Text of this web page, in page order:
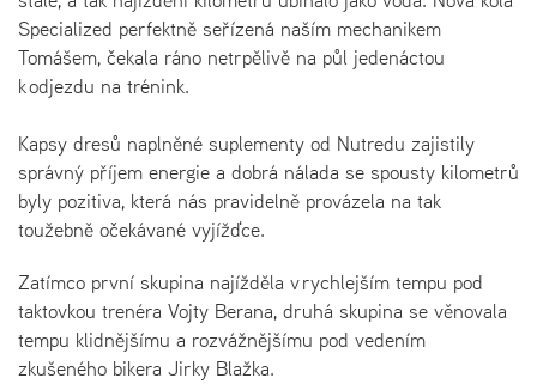
Specialized perfektně seřízená naším mechanikem
Tomášem, čekala ráno netrpělivě na půl jedenáctou
k odjezdu na trénink.
Kapsy dresů naplněné suplementy od Nutredu zajistily
správný příjem energie a dobrá nálada se spousty kilometrů
byly pozitiva, která nás pravidelně provázela na tak
toužebně očekávané vyjížďce.
Zatímco první skupina najížděla v rychlejším tempu pod
taktovkou trenéra Vojty Berana, druhá skupina se věnovala
tempu klidnějšímu a rozvážnějšímu pod vedením
zkušeného bikera Jirky Blažka.